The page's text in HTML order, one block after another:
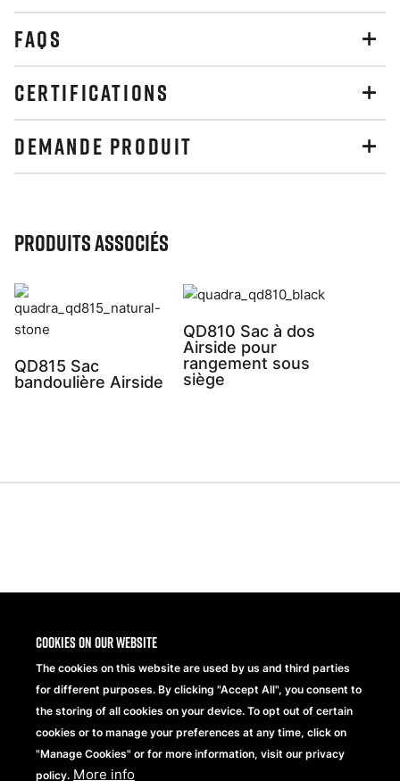
Cookies on our website
The cookies on this website are used by us and third parties
for different purposes. By clicking "Accept All", you consent to
the storing of all cookies on your device. To opt out of certain
cookies or to manage your preferences at any time, click on
"Manage Cookies" or for more information, visit our privacy
policy. More info
FAQS
CERTIFICATIONS
DEMANDE PRODUIT
Produits associés
QD815 Sac
bandoulière Airside
QD810 Sac à dos
Airside pour
rangement sous
siège
Part of